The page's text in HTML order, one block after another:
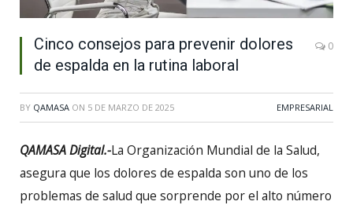
Cinco consejos para prevenir dolores
de espalda en la rutina laboral
0
BY QAMASA ON 5 DE MARZO DE 2025 EMPRESARIAL
QAMASA Digital.-La Organización Mundial de la Salud,
asegura que los dolores de espalda son uno de los
problemas de salud que sorprende por el alto número